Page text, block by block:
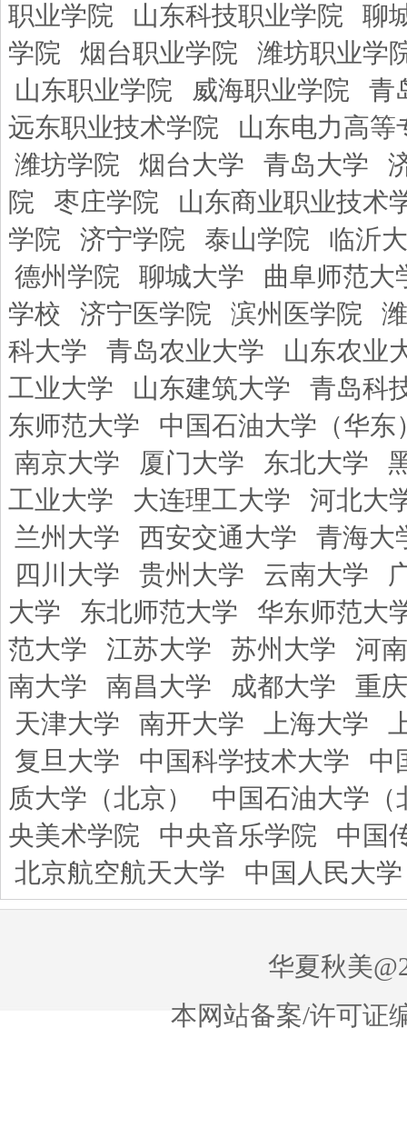
职业学院
山东科技职业学院
聊
学院
烟台职业学院
潍坊职业学
山东职业学院
威海职业学院
青
远东职业技术学院
山东电力高等
潍坊学院
烟台大学 青岛大学
院
枣庄学院
山东商业职业技术
学院
济宁学院 泰山学院
临沂
德州学院
聊城大学
曲阜师范大
学校
济宁医学院 滨州医学院
科大学
青岛农业大学
山东农业
工业大学
山东建筑大学
青岛科
东师范大学
中国石油大学（华东
南京大学
厦门大学 东北大学
工业大学
大连理工大学
河北大
兰州大学
西安交通大学
青海大
四川大学
贵州大学 云南大学
大学
东北师范大学
华东师范大
范大学
江苏大学 苏州大学
河
南大学
南昌大学 成都大学
重
天津大学
南开大学 上海大学
复旦大学
中国科学技术大学
中
质大学（北京）
中国石油大学（
央美术学院
中央音乐学院
中国
北京航空航天大学
中国人民大学
华夏秋美
本网站备案/许可证